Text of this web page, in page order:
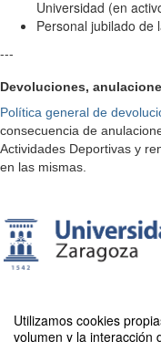
Utilizamos cookies
volumen y la interacción
Universidad (en
Personal jubilado de
---
Devoluciones,
Política general de
consecuencia de
Actividades Deportivas y
en las mismas.